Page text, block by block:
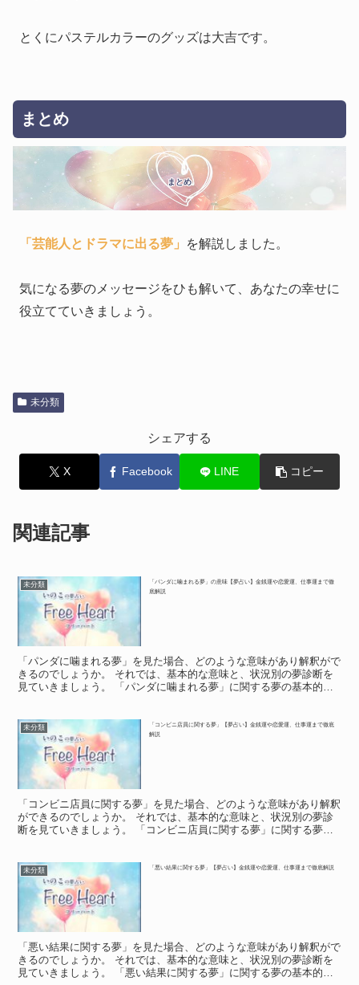
とくにパステルカラーのグッズは大吉です。
まとめ
まとめ
「芸能人とドラマに出る夢」 を解説しました。
気になる夢のメッセージをひも解いて、あなたの幸せに
役立てていきましょう。
未分類
シェアする
X Facebook LINE コピー
関連記事
未分類
「パンダに噛まれる夢」の意味【夢占い】金銭運や恋愛運、仕事運まで徹
底解説
「パンダに噛まれる夢」を見た場合、どのような意味があり解釈がで
きるのでしょうか。 それでは、基本的な意味と、状況別の夢診断を
見ていきましょう。 「パンダに噛まれる夢」に関する夢の基本的な
未分類
「コンビニ店員に関する夢」【夢占い】金銭運や恋愛運、仕事運まで徹底
解説
「コンビニ店員に関する夢」を見た場合、どのような意味があり解釈
ができるのでしょうか。 それでは、基本的な意味と、状況別の夢診
断を見ていきましょう。 「コンビニ店員に関する夢」に関する夢の
未分類 「悪い結果に関する夢」【夢占い】金銭運や恋愛運、仕事運まで徹底解説
「悪い結果に関する夢」を見た場合、どのような意味があり解釈がで
きるのでしょうか。 それでは、基本的な意味と、状況別の夢診断を
見ていきましょう。 「悪い結果に関する夢」に関する夢の基本的な